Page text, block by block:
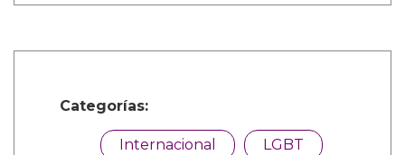
Categorías:
Internacional LGBT